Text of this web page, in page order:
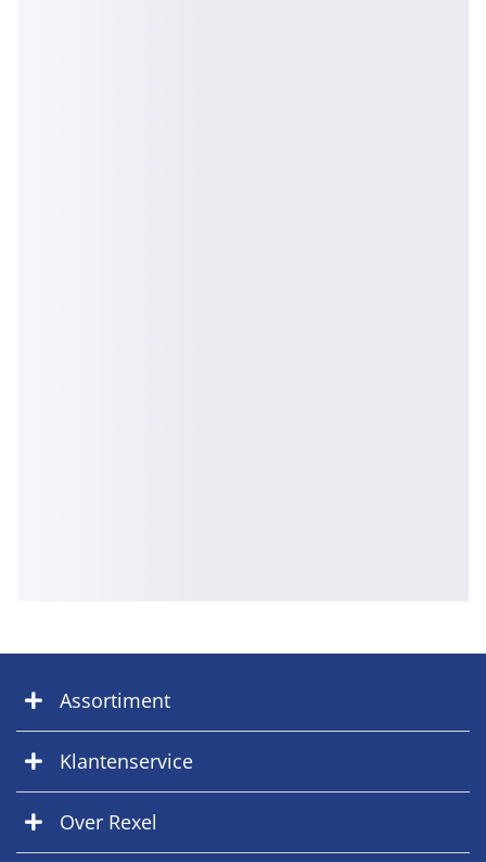
Assortiment
Klantenservice
Over Rexel